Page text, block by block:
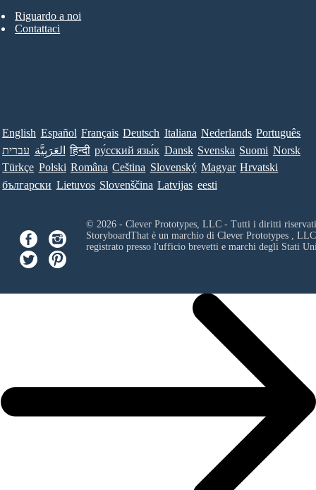
Riguardo a noi
Contattaci
English Español Français Deutsch Italiana Nederlands Português
עברית العَرَبِيَّة हिन्दी ру́сский язы́к Dansk Svenska Suomi Norsk
Türkçe Polski Româna Ceština Slovenský Magyar Hrvatski
български Lietuvos Slovenščina Latvijas eesti
© 2026 - Clever Prototypes, LLC - Tutti i diritti
StoryboardThat è un marchio di Clever Prototypes , LLC
registrato presso l'ufficio brevetti e marchi degli Stati